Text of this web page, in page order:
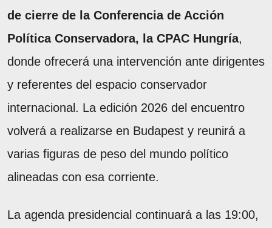
de cierre de la Conferencia de Acción
Política Conservadora, la CPAC Hungría,
donde ofrecerá una intervención ante dirigentes
y referentes del espacio conservador
internacional. La edición 2026 del encuentro
volverá a realizarse en Budapest y reunirá a
varias figuras de peso del mundo político
alineadas con esa corriente.
La agenda presidencial continuará a las 19:00,